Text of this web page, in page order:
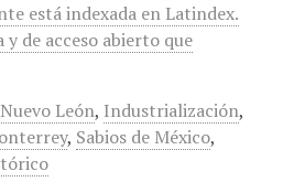
está indexada en Latindex.
de acceso abierto que
León, Industrialización,
, Sabios de México,